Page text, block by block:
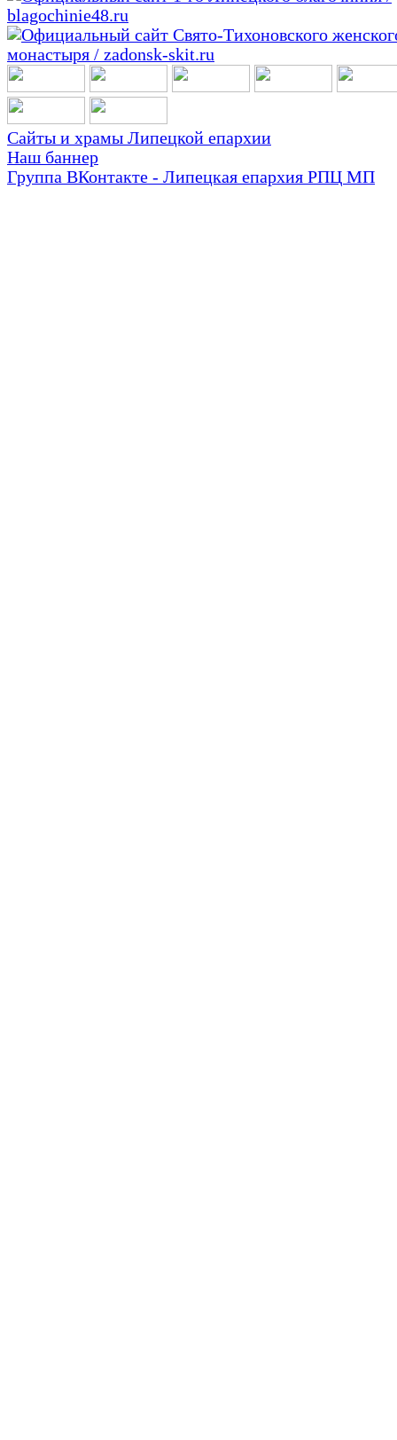
Сайты и храмы Липецкой епархии
Наш баннер
Группа ВКонтакте - Липецкая епархия РПЦ МП